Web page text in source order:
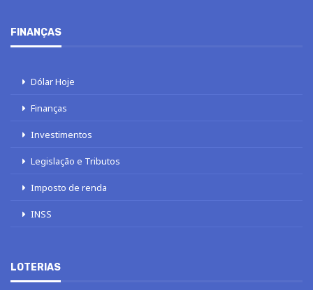
FINANÇAS
Dólar Hoje
Finanças
Investimentos
Legislação e Tributos
Imposto de renda
INSS
LOTERIAS